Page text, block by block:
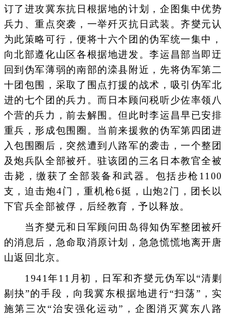
订了进攻冀东抗日根据地的计划，企图集中优势
兵力、重点突袭，一举歼灭抗日武装。齐燮元认
为此策略可行，便将十六个团的伪军统一集中，
向北部遵化山区各根据地进发。李运昌部当即迂
回到伪军薄弱的南部的滦县附近，先将伪军第二
十团包围，采取了围点打援的战术，吸引伪军北
进的七个团的兵力。而日本顾问税听少佐率领八
个营的兵力，前去解围。但此时李运昌早已安排
重兵，形成包围圈。当前来援救的伪军第四团进
入包围圈后，突然遭到八路军的袭击，一个整团
及炮兵队全部被歼。驻该团的三名日本教官全被
击毙，缴获了全部装备和武器。包括步枪1100
支，迫击炮4门，重机枪6挺，山炮2门，团长以
下官兵全部被俘，后经教育，予以释放。
当齐燮元和日军顾问田岛得知伪军整团被歼
的消息后，急命取消原计划，急急慌慌地离开唐
山返回北京。
1941年11月初，日军和齐燮元伪军以“清剿
剔抉”的手段，向我冀东根据地进行“扫荡”，实
施第三次“治安强化运动”，企图消灭冀东八路